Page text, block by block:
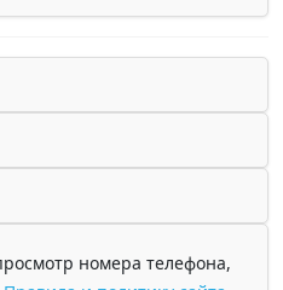
номера телефона,